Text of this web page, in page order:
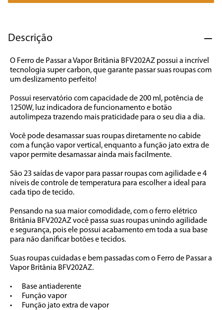
Descrição
O Ferro de Passar a Vapor Britânia BFV202AZ possui a incrível
tecnologia super carbon, que garante passar suas roupas com
um deslizamento perfeito!
Possui reservatório com capacidade de 200 ml, potência de
1250W, luz indicadora de funcionamento e botão
autolimpeza trazendo mais praticidade para o seu dia a dia.
Você pode desamassar suas roupas diretamente no cabide
com a função vapor vertical, enquanto a função jato extra de
vapor permite desamassar ainda mais facilmente.
São 23 saídas de vapor para passar roupas com agilidade e 4
níveis de controle de temperatura para escolher a ideal para
cada tipo de tecido.
Pensando na sua maior comodidade, com o ferro elétrico
Britânia BFV202AZ você passa suas roupas unindo agilidade
e segurança, pois ele possui acabamento em toda a sua base
para não danificar botões e tecidos.
Suas roupas cuidadas e bem passadas com o Ferro de Passar a
Vapor Britânia BFV202AZ.
•	Base antiaderente
•	Função vapor
•	Função jato extra de vapor
7º cafeteira
9º forno
10º ventilador